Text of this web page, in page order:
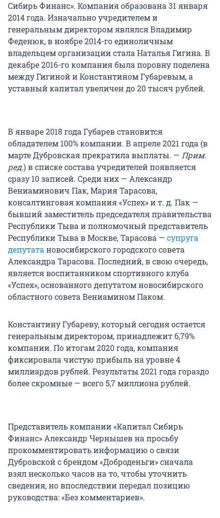
Сибирь Финанс». Компания образована 31 января
2014 года. Изначально учредителем и
генеральным директором являлся Владимир
Феденюк, в ноябре 2014-го единоличным
владельцем организации стала Наталья Гигина. В
декабре 2016-го компания была поровну поделена
между Гигиной и Константином Губаревым, а
уставный капитал увеличен до 20 тысяч рублей.
В январе 2018 года Губарев становится
обладателем 100% компании. В апреле 2021 года (в
марте Дубровская прекратила выплаты. — Прим.
ред.) в списке состава учредителей появляется
сразу 10 записей. Среди них — Александр
Вениаминович Пак, Мария Тарасова,
консалтинговая компания «Успех» и т. д. Пак —
бывший заместитель председателя правительства
Республики Тыва и полномочный представитель
Республики Тыва в Москве, Тарасова — супруга
депутатановосибирского городского совета
Александра Тарасова. Последний, в свою очередь,
является воспитанником спортивного клуба
«Успех», основанного депутатом новосибирского
областного совета Вениамином Паком.
Константину Губареву, который сегодня остается
генеральным директором, принадлежит 6,79%
компании. По итогам 2020 года, компания
фиксировала чистую прибыль на уровне 4
миллиардов рублей. Результаты 2021 года гораздо
более скромные — всего 5,7 миллиона рублей.
Представитель компании «Капитал Сибирь
Финанс» Александр Чернышев на просьбу
прокомментировать информацию о связи
Дубровской с брендом «Доброденьги» сначала
взял несколько часов на то, чтобы уточнить
сведения, но впоследствии передал позицию
руководства: «Без комментариев».